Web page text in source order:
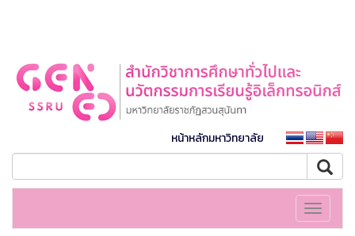
หน้าหลักมหาวิทยาลัย
Toggle